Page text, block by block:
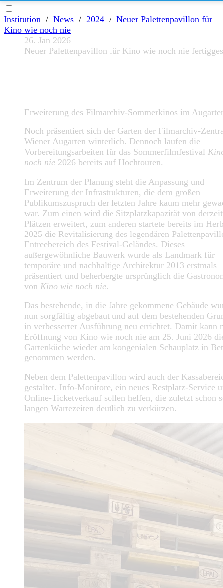
Institution / News / 2024 / Neuer Palettenpavillon für
Kino wie noch nie
26. Jan 2026
Neuer Palettenpavillon für Kino wie noch nie
Erweiterung des Filmarchiv-Sommerkinos im
Noch präsentiert sich der Garten der Filmarchiv-
Wiener Augarten winterlich. Dennoch laufen die
Vorbereitungsarbeiten für das Sommerfilmfestival
noch nie 2026 bereits auf Hochtouren.
Im Zentrum der Planung steht die Anpassung und
Erweiterung der Infrastrukturen, die dem großen
Publikumszuspruch der letzten Jahre kaum mehr
war. Zum einen wird die Sitzplatzkapazität von
Plätzen erweitert, zum anderen startete bereits im
2025 die Revitalisierung des legendären
Entreebereich des Festival-Geländes. Dieses
außergewöhnliche Bauwerk wurde als Landmark für
temporäre und nachhaltige Architektur 2013 erstmals
präsentiert und beherbergte ursprünglich die
von Kino wie noch nie.
Das bestehende, in die Jahre gekommene Gebäude
nun sorgfältig abgebaut und auf dem bestehenden
in verbesserter Ausführung neu errichtet. Damit kann
Eröffnung von Kino wie noch nie am 25. Juni 2026
Gartenküche wieder am kongenialen Schauplatz in
genommen werden.
Neben dem Palettenpavillon wird auch der
gestaltet. Info-Monitore, ein neues Restplatz-Service
Online-Ticketverkauf sollen helfen, die zuletzt schon
langen Wartezeiten deutlich zu verkürzen.